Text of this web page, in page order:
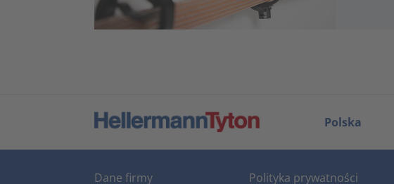
Polska
Dane firmy Polityka prywatności